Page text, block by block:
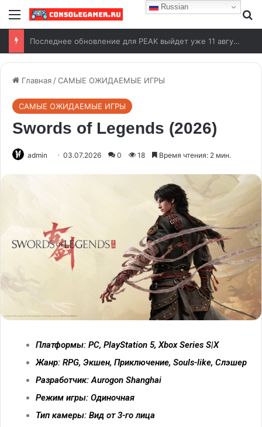
Aliens: Fireteam Elite 2 выйдет на Switch 2
Главная /САМЫЕ ОЖИДАЕМЫЕ ИГРЫ
САМЫЕ ОЖИДАЕМЫЕ ИГРЫ
Swords of Legends (2026)
admin 03.07.2026 0 18 Время чтения: 2 мин.
Платформы: PC, PlayStation 5, Xbox Series S|X
Жанр: RPG, Экшен, Приключение, Souls-like, Слэшер
Разработчик: Aurogon Shanghai
Режим игры: Одиночная
Тип камеры: Вид от 3-го лица
Russian